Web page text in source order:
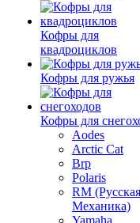
Кофры для
квадроциклов
Кофры для ружья
Кофры для
Aodes
Arctic Cat
Brp
Polaris
RM (Русская
Механика)
Yamaha